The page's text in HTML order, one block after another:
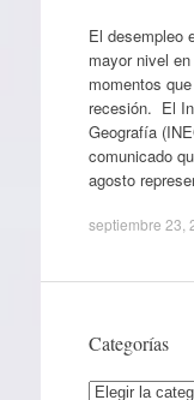
El desempleo
mayor nivel
momentos
recesión. El
Geografía
comunicado
agosto
septiembre 23,
Categorías
Categorías